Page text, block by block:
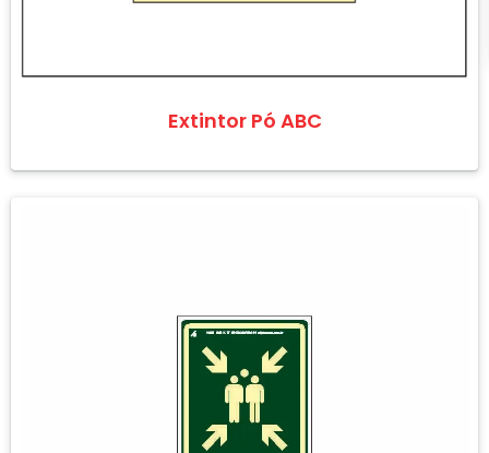
Extintor Pó ABC